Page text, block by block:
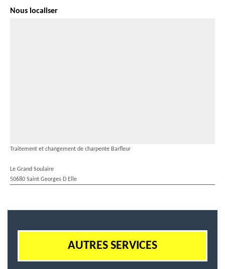
Nous localiser
Traitement et changement de charpente Barfleur
Le Grand Soulaire
50680 Saint Georges D Elle
AUTRES SERVICES